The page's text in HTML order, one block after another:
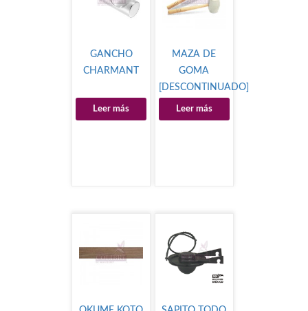
GANCHO
CHARMANT
Leer más
MAZA DE
GOMA
[DESCONTINUADO]
Leer más